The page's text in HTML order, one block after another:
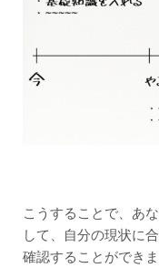
こうすることで、あ
して、自分の現状に
確認することができま